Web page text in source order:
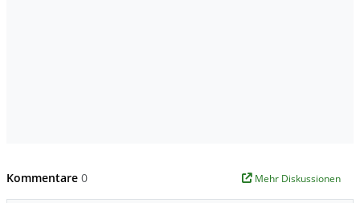
Kommentare 0 Mehr Diskussionen